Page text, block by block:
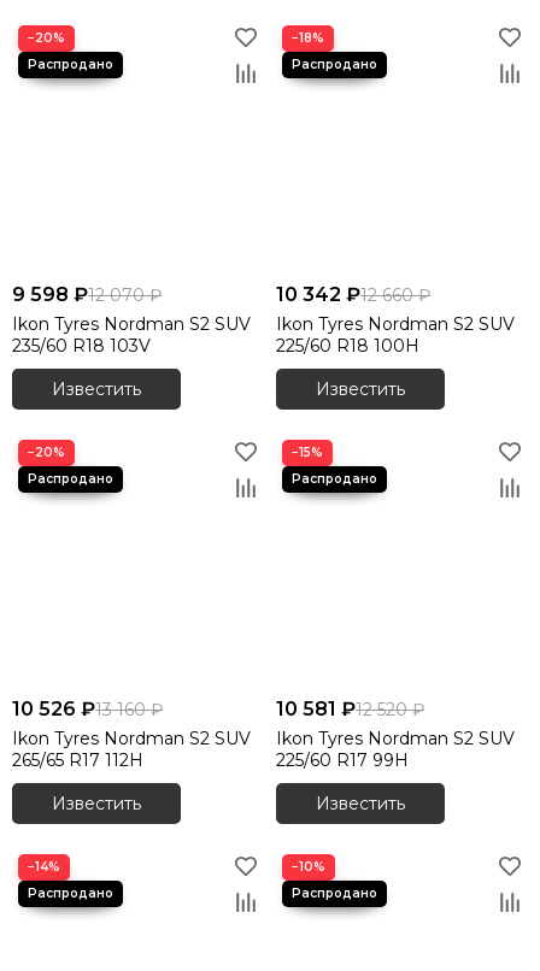
−20%
9 598 ₽12 070 ₽
Ikon Tyres Nordman S2 SUV
235/60 R18 103V
Известить
−18%
10 342 ₽12 660 ₽
Ikon Tyres Nordman S2 SUV
225/60 R18 100H
Известить
−20%
10 526 ₽13 160 ₽
Ikon Tyres Nordman S2 SUV
265/65 R17 112H
Известить
−15%
10 581 ₽12 520 ₽
Ikon Tyres Nordman S2 SUV
225/60 R17 99H
Известить
−14% −10%